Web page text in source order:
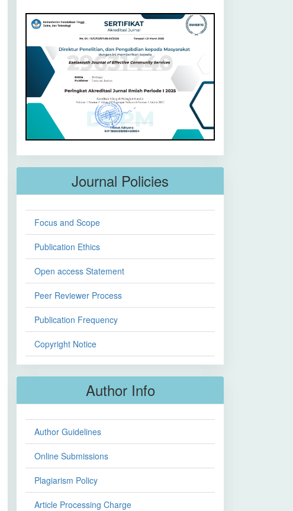
Journal Policies
Focus and Scope
Publication Ethics
Open access Statement
Peer Reviewer Process
Publication Frequency
Copyright Notice
Author Info
Author Guidelines
Online Submissions
Plagiarism Policy
Article Processing Charge